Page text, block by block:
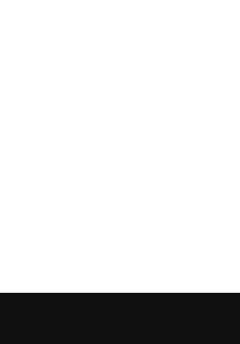
en stabil konstruksjon med
cm. Døren kan åpnes